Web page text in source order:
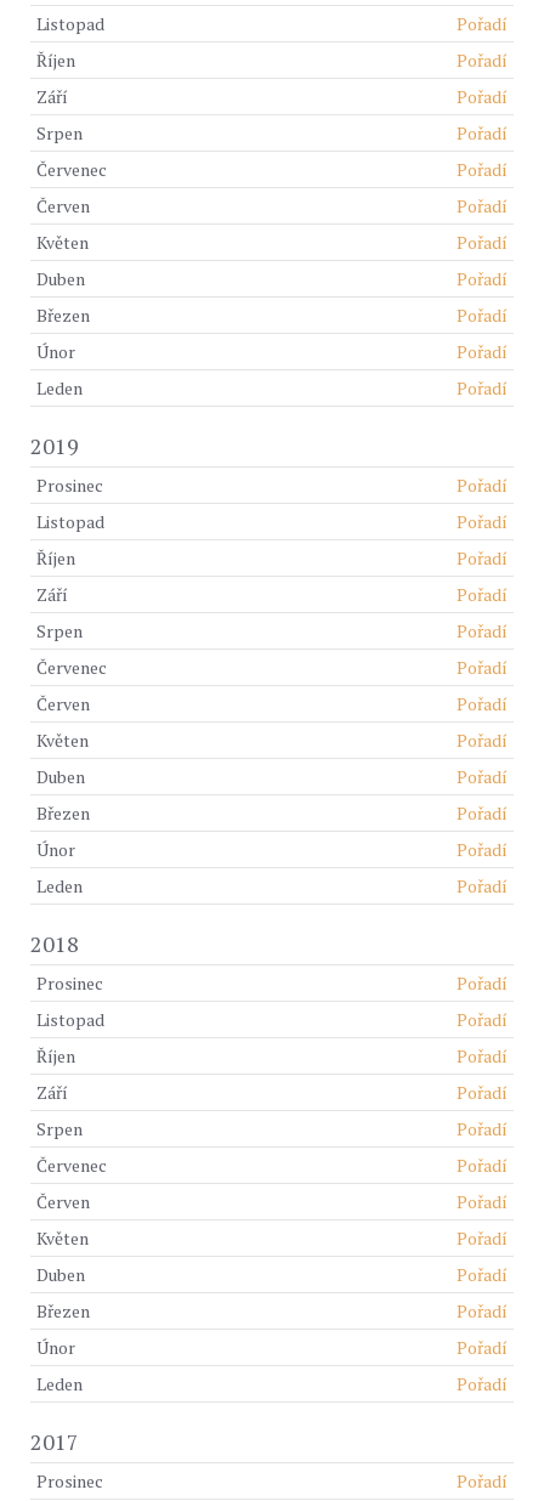
Listopad
Pořadí
Říjen
Pořadí
Září
Pořadí
Srpen
Pořadí
Červenec
Pořadí
Červen
Pořadí
Květen
Pořadí
Duben
Pořadí
Březen
Pořadí
Únor
Pořadí
Leden
Pořadí
2019
Prosinec
Pořadí
Listopad
Pořadí
Říjen
Pořadí
Září
Pořadí
Srpen
Pořadí
Červenec
Pořadí
Červen
Pořadí
Květen
Pořadí
Duben
Pořadí
Březen
Pořadí
Únor
Pořadí
Leden
Pořadí
2018
Prosinec
Pořadí
Listopad
Pořadí
Říjen
Pořadí
Září
Pořadí
Srpen
Pořadí
Červenec
Pořadí
Červen
Pořadí
Květen
Pořadí
Duben
Pořadí
Březen
Pořadí
Únor
Pořadí
Leden
Pořadí
2017
Prosinec Pořadí